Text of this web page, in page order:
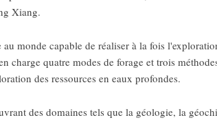
Xiang.
monde capable de réaliser à la fois
charge quatre modes de forage et trois
des ressources en eaux profondes.
des domaines tels que la géologie, la